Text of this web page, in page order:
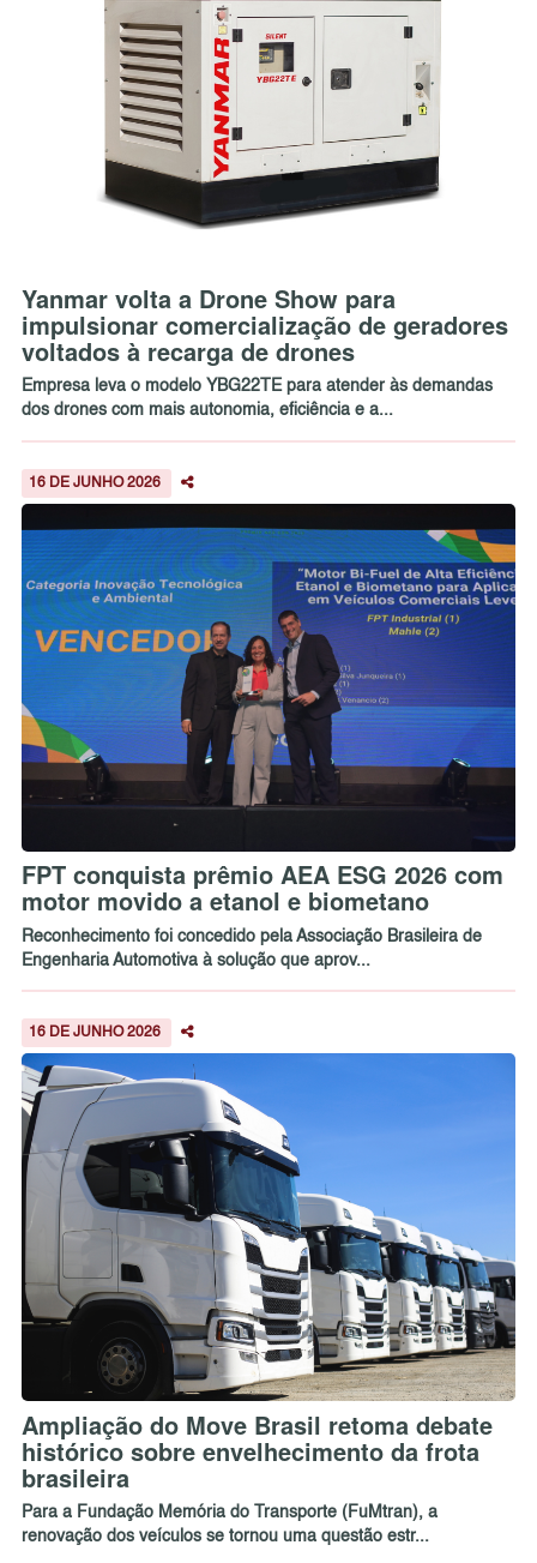
Yanmar volta a Drone Show para
impulsionar comercialização de geradores
voltados à recarga de drones
Empresa leva o modelo YBG22TE para atender às demandas
dos drones com mais autonomia, eficiência e a...
16 DE JUNHO 2026
FPT conquista prêmio AEA ESG 2026 com
motor movido a etanol e biometano
Reconhecimento foi concedido pela Associação Brasileira de
Engenharia Automotiva à solução que aprov...
16 DE JUNHO 2026
Ampliação do Move Brasil retoma debate
histórico sobre envelhecimento da frota
brasileira
Para a Fundação Memória do Transporte (FuMtran), a
renovação dos veículos se tornou uma questão estr...